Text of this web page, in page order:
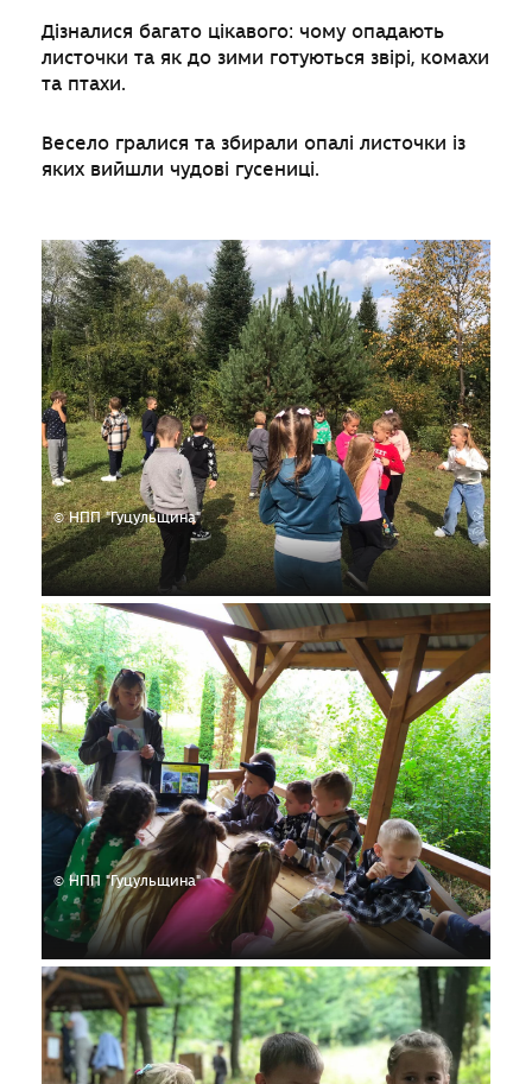
Дізналися багато цікавого: чому опадають
листочки та як до зими готуються звірі, комахи
та птахи.
Весело гралися та збирали опалі листочки із
яких вийшли чудові гусениці.
© НПП "Гуцульщина"
© НПП "Гуцульщина"